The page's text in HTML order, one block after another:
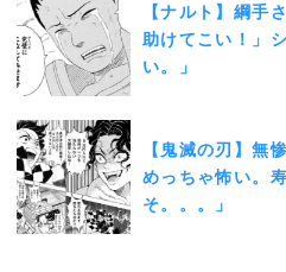
【ナルト】綱手
助けてこい！」
い。」
【鬼滅の刃】無
めっちゃ怖い。
そ。。。」